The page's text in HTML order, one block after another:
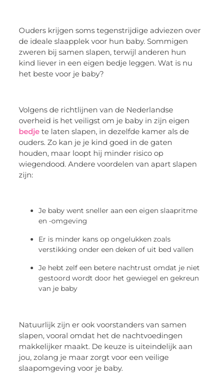
Ouders krijgen soms tegenstrijdige adviezen over
de ideale slaapplek voor hun baby. Sommigen
zweren bij samen slapen, terwijl anderen hun
kind liever in een eigen bedje leggen. Wat is nu
het beste voor je baby?
Volgens de richtlijnen van de Nederlandse
overheid is het veiligst om je baby in zijn eigen
bedje te laten slapen, in dezelfde kamer als de
ouders. Zo kan je je kind goed in de gaten
houden, maar loopt hij minder risico op
wiegendood. Andere voordelen van apart slapen
zijn:
Je baby went sneller aan een eigen slaapritme
en -omgeving
Er is minder kans op ongelukken zoals
verstikking onder een deken of uit bed vallen
Je hebt zelf een betere nachtrust omdat je niet
gestoord wordt door het gewiegel en gekreun
van je baby
Natuurlijk zijn er ook voorstanders van samen
slapen, vooral omdat het de nachtvoedingen
makkelijker maakt. De keuze is uiteindelijk aan
jou, zolang je maar zorgt voor een veilige
slaapomgeving voor je baby.